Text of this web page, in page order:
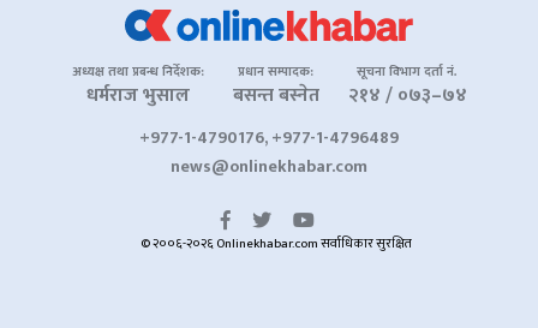
अध्यक्ष तथा प्रबन्ध निर्देशक:
धर्मराज भुसाल
प्रधान सम्पादक:
बसन्त बस्नेत
सूचना विभाग दर्ता नं.
२१४ / ०७३–७४
+977-1-4790176, +977-1-4796489
news@onlinekhabar.com
© २००६-२०२६ Onlinekhabar.com सर्वाधिकार सुरक्षित